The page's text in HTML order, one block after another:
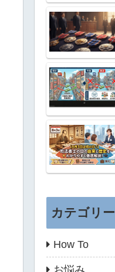
カテゴリー
How To
お悩み